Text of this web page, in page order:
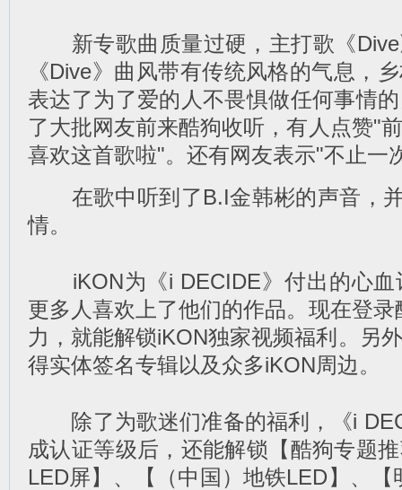
新专歌曲质量过硬，主打歌《Dive
《Dive》曲风带有传统风格的气息，
表达了为了爱的人不畏惧做任何事情
了大批网友前来酷狗收听，有人点赞
喜欢这首歌啦"。还有网友表示"不止一
在歌中听到了B.I金韩彬的声音，
情。
iKON为《i DECIDE》付出的心血
更多人喜欢上了他们的作品。现在登
力，就能解锁iKON独家视频福利。另
得实体签名专辑以及众多iKON周边。
除了为歌迷们准备的福利，《i
成认证等级后，还能解锁【酷狗专题
LED屏】、【（中国）地铁LED】、